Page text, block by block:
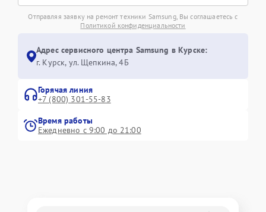
Отправляя заявку на ремонт техники Samsung, Вы соглашаетесь с
Политикой конфиденциальности
Адрес сервисного центра Samsung в Курске:
г. Курск, ул. Щепкина, 4Б
Горячая линия
+7 (800) 301-55-83
Время работы
Ежедневно с 9:00 до 21:00